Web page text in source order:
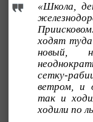
«Школа,
ходят
новый,
сетку-
ветром, и
так и
ходили по